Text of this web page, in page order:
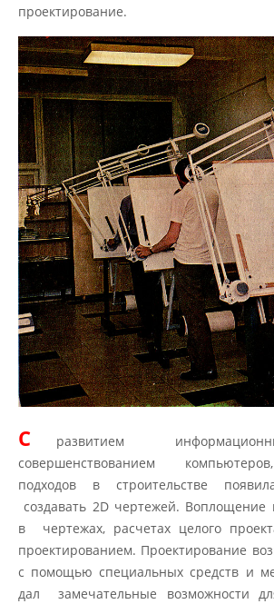
проектирование.
С развитием
совершенствованием
подходов в строительстве
создавать 2D чертежей.
в чертежах, расчетах целого
проектированием. Проектирование
с помощью специальных средств и
дал замечательные возможности